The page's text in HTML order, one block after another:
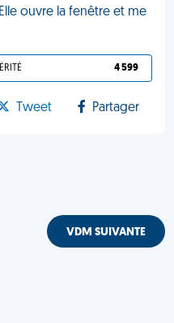
ouvre la fenêtre et me
4 599
Tweet Partager
VDM SUIVANTE